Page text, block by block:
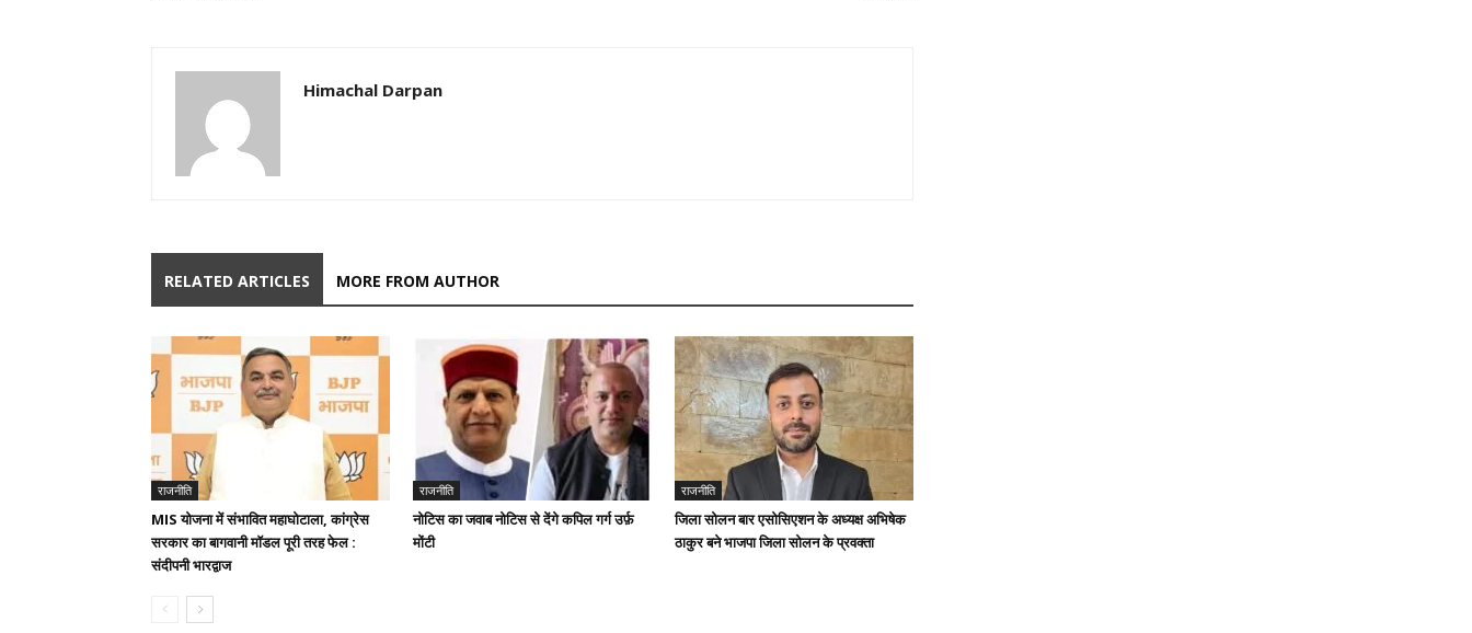
Himachal Darpan
RELATED ARTICLES MORE FROM AUTHOR
राजनीति
MIS योजना में संभावित महाघोटाला, कांग्रेस
सरकार का बागवानी मॉडल पूरी तरह फेल :
संदीपनी भारद्वाज
राजनीति
नोटिस का जवाब नोटिस से देंगे कपिल गर्ग उर्फ़
मोंटी
राजनीति
जिला सोलन बार एसोसिएशन के अध्यक्ष अभिषेक
ठाकुर बने भाजपा जिला सोलन के प्रवक्ता